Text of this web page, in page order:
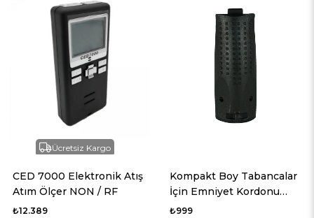
Ücretsiz Kargo
CED 7000 Elektronik Atış
Atım Ölçer NON / RF
₺12.389
Kompakt Boy Tabancalar
İçin Emniyet Kordonu
Takılabilen Arka Kabza
₺999